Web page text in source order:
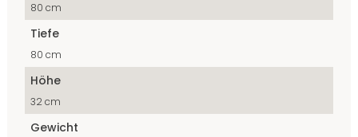
80 cm
Tiefe
80 cm
Höhe
32 cm
Gewicht